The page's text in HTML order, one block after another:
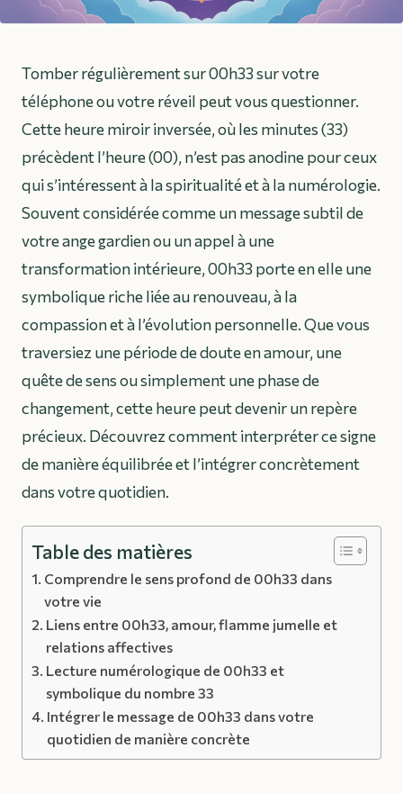
Tomber régulièrement sur 00h33 sur votre
téléphone ou votre réveil peut vous questionner.
Cette heure miroir inversée, où les minutes (33)
précèdent l’heure (00), n’est pas anodine pour ceux
qui s’intéressent à la spiritualité et à la numérologie.
Souvent considérée comme un message subtil de
votre ange gardien ou un appel à une
transformation intérieure, 00h33 porte en elle une
symbolique riche liée au renouveau, à la
compassion et à l’évolution personnelle. Que vous
traversiez une période de doute en amour, une
quête de sens ou simplement une phase de
changement, cette heure peut devenir un repère
précieux. Découvrez comment interpréter ce signe
de manière équilibrée et l’intégrer concrètement
dans votre quotidien.
Table des matières
Comprendre le sens profond de 00h33 dans
votre vie
Liens entre 00h33, amour, flamme jumelle et
relations affectives
Lecture numérologique de 00h33 et
symbolique du nombre 33
Intégrer le message de 00h33 dans votre
quotidien de manière concrète